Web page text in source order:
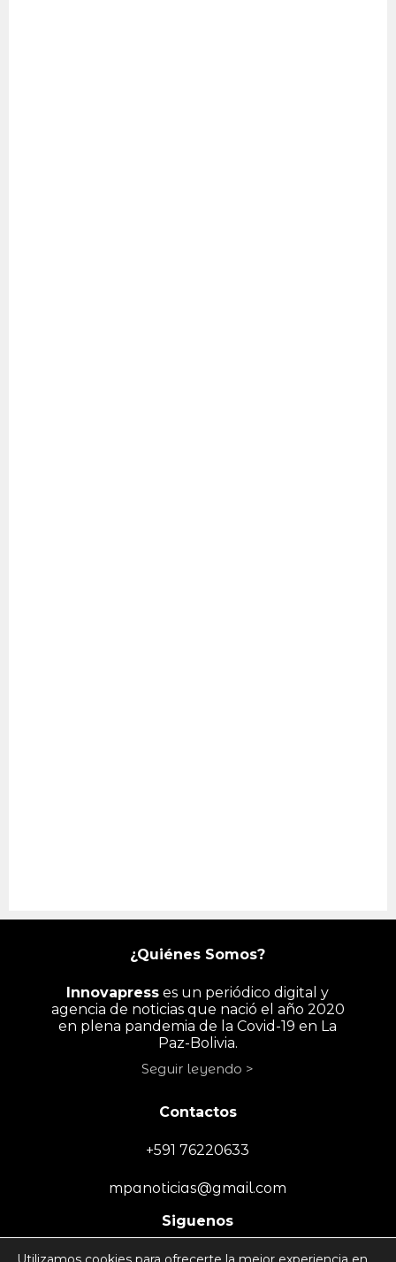
¿Quiénes Somos?
Innovapress es un periódico digital y
agencia de noticias que nació el año 2020
en plena pandemia de la Covid-19 en La
Paz-Bolivia.
Seguir leyendo >
Contactos
+591 76220633
mpanoticias@gmail.com
Siguenos